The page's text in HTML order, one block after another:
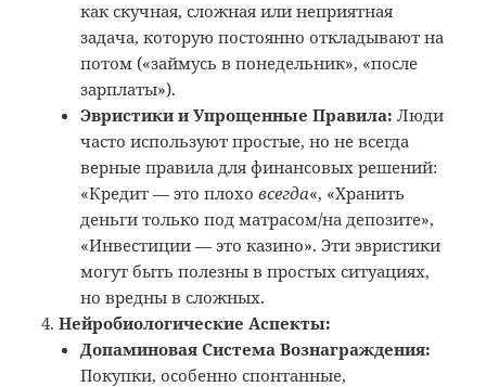
как скучная, сложная или неприятная
задача, которую постоянно откладывают на
потом («займусь в понедельник», «после
зарплаты»).
Эвристики и Упрощенные Правила: Люди
часто используют простые, но не всегда
верные правила для финансовых решений:
«Кредит — это плоховсегда«, «Хранить
деньги только под матрасом/на депозите»,
«Инвестиции — это казино». Эти эвристики
могут быть полезны в простых ситуациях,
но вредны в сложных.
Нейробиологические Аспекты:
Допаминовая Система Вознаграждения:
Покупки, особенно спонтанные,